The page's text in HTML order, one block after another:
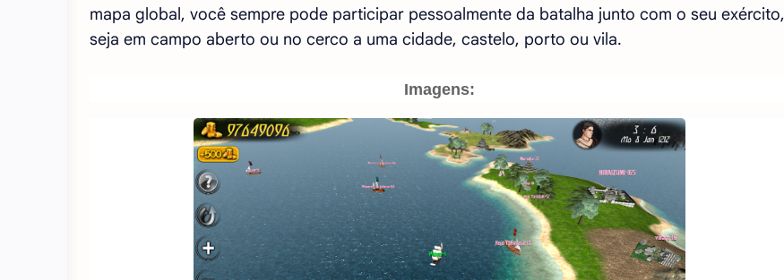
mapa global, você sempre pode participar pessoalmente da batalha junto com o seu exército,
seja em campo aberto ou no cerco a uma cidade, castelo, porto ou vila.
Imagens: